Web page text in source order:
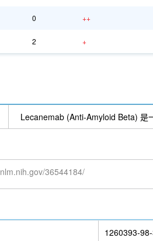
0 ++
2 +
Lecanemab (Anti-Amyloid Beta) 是
36544184/
1260393-